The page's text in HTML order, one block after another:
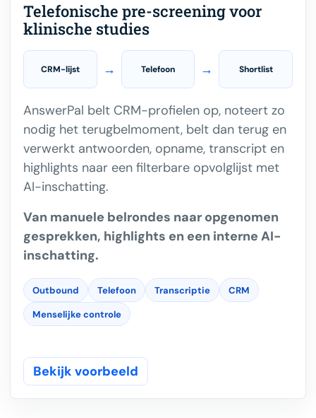
Telefonische pre-screening voor
klinische studies
CRM-lijst → Telefoon → Shortlist
AnswerPal belt CRM-profielen op, noteert zo
nodig het terugbelmoment, belt dan terug en
verwerkt antwoorden, opname, transcript en
highlights naar een filterbare opvolglijst met
AI-inschatting.
Van manuele belrondes naar opgenomen
gesprekken, highlights en een interne AI-
inschatting.
Outbound Telefoon Transcriptie
CRM
Menselijke controle
Bekijk voorbeeld